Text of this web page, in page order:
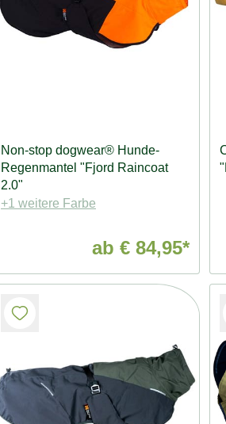
Non-stop dogwear® Hunde-
Regenmantel "Fjord Raincoat
2.0"
+1 weitere Farbe
ab € 84,95*